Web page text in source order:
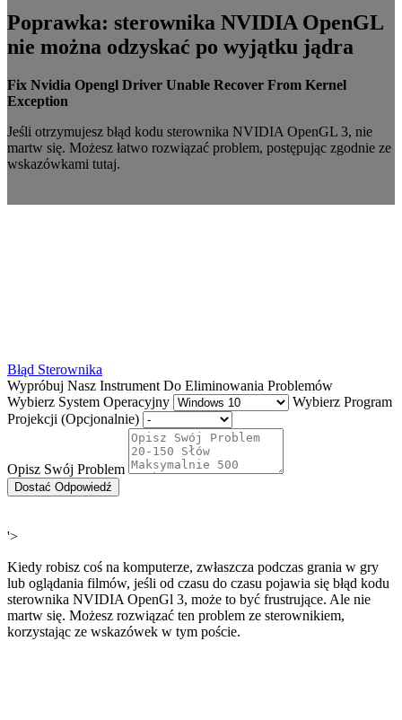
Poprawka: sterownika NVIDIA OpenGL
nie można odzyskać po wyjątku jądra
Fix Nvidia Opengl Driver Unable Recover From Kernel
Exception
Jeśli otrzymujesz błąd kodu sterownika NVIDIA OpenGL 3, nie
martw się. Możesz łatwo rozwiązać problem, postępując zgodnie ze
wskazówkami tutaj.
Błąd Sterownika
Wypróbuj Nasz Instrument Do Eliminowania Problemów
Wybierz System Operacyjny
Wybierz Program
Projekcji (Opcjonalnie)
Opisz Swój Problem
Dostać Odpowiedź
'>
Kiedy robisz coś na komputerze, zwłaszcza podczas grania w gry
lub oglądania filmów, jeśli od czasu do czasu pojawia się błąd kodu
sterownika NVIDIA OpenGl 3, może to być frustrujące. Ale nie
martw się. Możesz rozwiązać ten problem ze sterownikiem,
korzystając ze wskazówek w tym poście.